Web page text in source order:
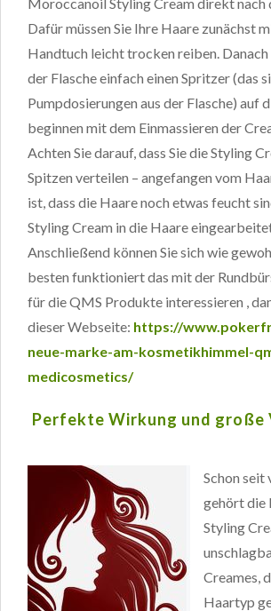
Dafür müssen Sie Ihre Haare zunächst
Handtuch leicht trocken reiben. Danach
der Flasche einfach einen Spritzer (das
Pumpdosierungen aus der Flasche) auf
beginnen mit dem Einmassieren der
Achten Sie darauf, dass Sie die Styling
Spitzen verteilen – angefangen vom
ist, dass die Haare noch etwas feucht
Styling Cream in die Haare
Anschließend können Sie sich wie
besten funktioniert das mit der
für die QMS Produkte interessieren ,
dieser Webseite: https://
neue-marke-am-kosmetikhimmel-
medicosmetics/
Perfekte Wirkung und große
Schon seit
gehört die
Styling
Creames,
Haartyp